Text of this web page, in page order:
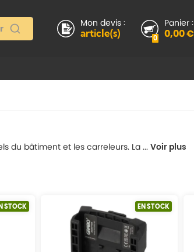
Mon devis :
article(s) 0
Panier :
0,00 €
du bâtiment et les carreleurs. La ... Voir plus
STOCK EN STOCK